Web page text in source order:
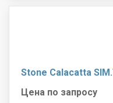
Stone Calacatta
Цена по запросу